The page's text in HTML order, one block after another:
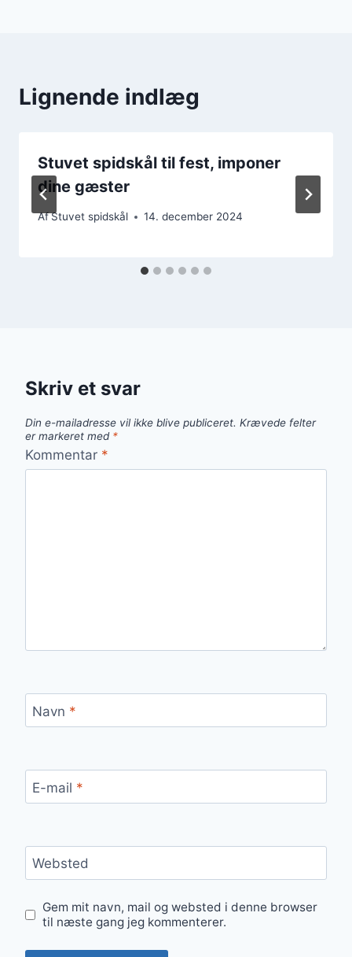
Lignende indlæg
Stuvet spidskål til fest, imponer
dine gæster
AfStuvet spidskål 14. december 2024
Skriv et svar
Din e-mailadresse vil ikke blive publiceret. Krævede felter
er markeret med *
Kommentar *
Navn *
E-mail *
Websted
Gem mit navn, mail og websted i denne browser
til næste gang jeg kommenterer.